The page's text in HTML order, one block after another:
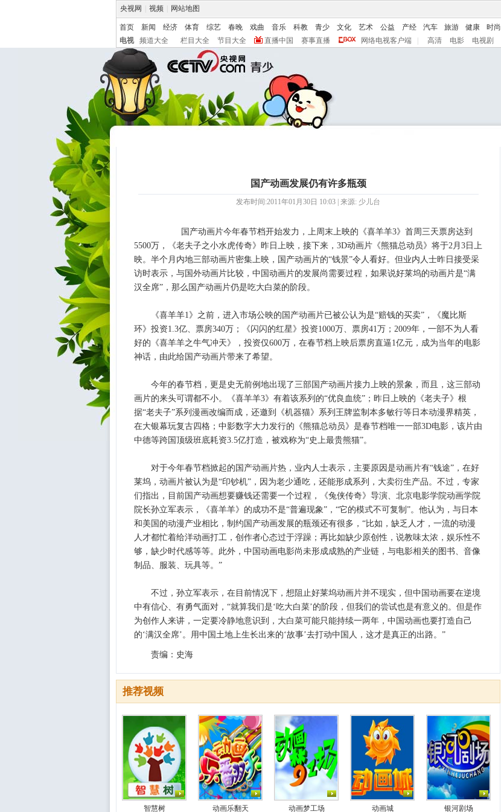
央视网 视频 网站地图
首页 新闻 经济 体育 综艺 春晚 戏曲 音乐 科教 青少 文化 艺术 公益 产经 汽车 旅游 健康 时尚
电视
频道大全 栏目大全 节目大全 直播中国 赛事直播 网络电视客户端 高清 电影 电视剧
国产动画发展仍有许多瓶颈
发布时间:2011年01月30日 10:03 | 来源: 少儿台
国产动画片今年春节档开始发力，上周末上映的《喜羊羊3》首周三天票房达到
5500万，《老夫子之小水虎传奇》昨日上映，接下来，3D动画片《熊猫总动员》将于2月3日上
映。半个月内地三部动画片密集上映，国产动画片的“钱景”令人看好。但业内人士昨日接受采
访时表示，与国外动画片比较，中国动画片的发展尚需要过程，如果说好莱坞的动画片是“满
汉全席”，那么国产动画片仍是吃大白菜的阶段。
《喜羊羊1》之前，进入市场公映的国产动画片已被公认为是“赔钱的买卖”，《魔比斯
环》投资1.3亿、票房340万；《闪闪的红星》投资1000万、票房41万；2009年，一部不为人看
好的《喜羊羊之牛气冲天》，投资仅600万，在春节档上映后票房直逼1亿元，成为当年的电影
神话，由此给国产动画片带来了希望。
今年的春节档，更是史无前例地出现了三部国产动画片接力上映的景象，而且，这三部动
画片的来头可谓都不小。《喜羊羊3》有着该系列的“优良血统”；昨日上映的《老夫子》根
据“老夫子”系列漫画改编而成，还邀到《机器猫》系列王牌监制本多敏行等日本动漫界精英，
在大银幕玩复古四格；中影数字大力发行的《熊猫总动员》是春节档唯一一部3D电影，该片由
中德等跨国顶级班底耗资3.5亿打造，被戏称为“史上最贵熊猫”。
对于今年春节档掀起的国产动画片热，业内人士表示，主要原因是动画片有“钱途”，在好
莱坞，动画片被认为是“印钞机”，因为老少通吃，还能形成系列，大卖衍生产品。不过，专家
们指出，目前国产动画想要赚钱还需要一个过程，《兔侠传奇》导演、北京电影学院动画学院
院长孙立军表示，《喜羊羊》的成功不是“普遍现象”，“它的模式不可复制”。他认为，与日本
和美国的动漫产业相比，制约国产动画发展的瓶颈还有很多，“比如，缺乏人才，一流的动漫
人才都忙着给洋动画打工，创作者心态过于浮躁；再比如缺少原创性，说教味太浓，娱乐性不
够，缺少时代感等等。此外，中国动画电影尚未形成成熟的产业链，与电影相关的图书、音像
制品、服装、玩具等。”
不过，孙立军表示，在目前情况下，想阻止好莱坞动画片并不现实，但中国动画要在逆境
中有信心、有勇气面对，“就算我们是‘吃大白菜’的阶段，但我们的尝试也是有意义的。但是作
为创作人来讲，一定要冷静地意识到，大白菜可能只能持续一两年，中国动画也要打造自己
的‘满汉全席’。用中国土地上生长出来的‘故事’去打动中国人，这才是真正的出路。”
责编：史海
推荐视频
智慧树 动画乐翻天 动画梦工场 动画城 银河剧场